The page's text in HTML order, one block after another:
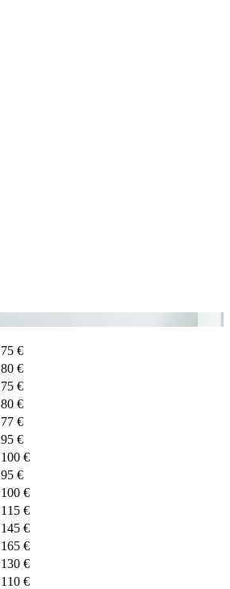
75 €
80 €
75 €
80 €
77 €
95 €
100 €
95 €
100 €
115 €
145 €
165 €
130 €
110 €